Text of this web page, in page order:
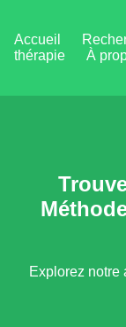
Accueil
thérapie
À
Explorez notre